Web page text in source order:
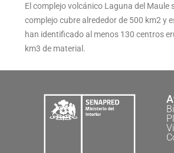
El complejo volcánico Laguna del
complejo cubre alrededor de 500 km2 y
han identificado al menos 130 centros
km3 de material.